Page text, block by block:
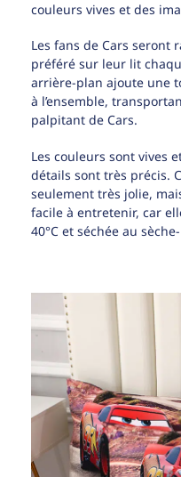
couleurs vives et des
Les fans de Cars seront
préféré sur leur lit
arrière-plan ajoute une
à l’ensemble,
palpitant de Cars.
Les couleurs sont vives
détails sont très précis.
seulement très jolie,
facile à entretenir, car
40°C et séchée au